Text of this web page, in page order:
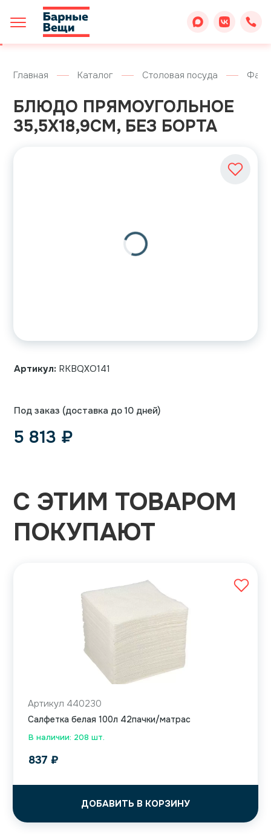
Главная Каталог Столовая посуда
БЛЮДО ПРЯМОУГОЛЬНОЕ
35,5Х18,9СМ, БЕЗ БОРТА
Артикул: RKBQXO141
Под заказ (доставка до 10 дней)
5 813 ₽
С ЭТИМ ТОВАРОМ
ПОКУПАЮТ
В наличии: 208 шт.
Артикул 440230
Салфетка белая 100л 42пачки/матрас
837 ₽
ДОБАВИТЬ В КОРЗИНУ